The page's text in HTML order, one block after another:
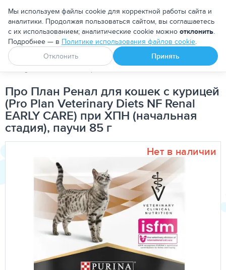
Москва
Апоквел Ветмедин От блох и клещей
PetDog Кошкам Корма для кошек Лечебно-
Про План Ренал для кошек с курицей
(Pro Plan Veterinary Diets NF Renal
EARLY CARE) при ХПН (начальная
стадия), паучи 85 г
Нет в наличии
Мы используем файлы cookie для корректной работы сайта и
аналитики. Продолжая пользоваться сайтом, вы соглашаетесь
с их использованием; аналитические cookie можно отклонить.
Подробнее — в Политике использования файлов cookie.
Отклонить
Принять